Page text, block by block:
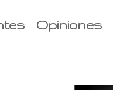
Opiniones